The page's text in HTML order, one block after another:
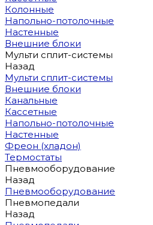
Колонные
Напольно-потолочные
Настенные
Внешние блоки
Мульти сплит-системы
Назад
Мульти сплит-системы
Внешние блоки
Канальные
Кассетные
Напольно-потолочные
Настенные
Фреон (хладон)
Термостаты
Пневмооборудование
Назад
Пневмооборудование
Пневмопедали
Назад